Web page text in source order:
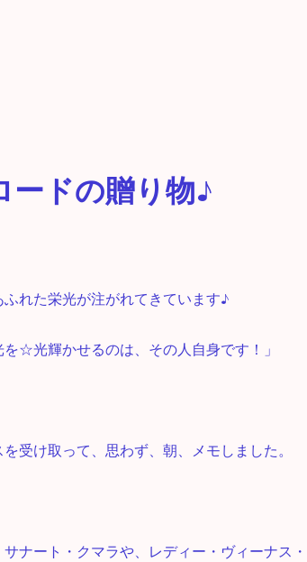
ードの贈り物♪
ふれた栄光が注がれてきています♪
☆光輝かせるのは、その人自身です！」
受け取って、思わず、朝、メモしました。
ナート・クマラや、レディー・ヴィーナス